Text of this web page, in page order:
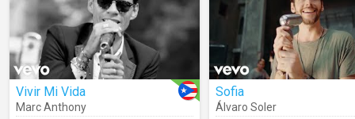
Vivir Mi Vida
Marc Anthony
Sofia
Álvaro Soler